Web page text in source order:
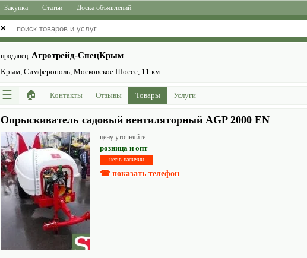
Закупка Статьи Доска объявлений
✕
продавец: Агротрейд-СпецКрым
Крым, Симферополь, Московское Шоссе, 11 км
☰ 🏠 Контакты Отзывы Товары Услуги
Опрыскиватель садовый вентиляторный AGP 2000 EN
цену уточняйте
розница и опт
нет в наличии
☎ показать телефон